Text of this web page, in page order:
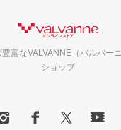
富なVALVANNE（バルバー
ショップ